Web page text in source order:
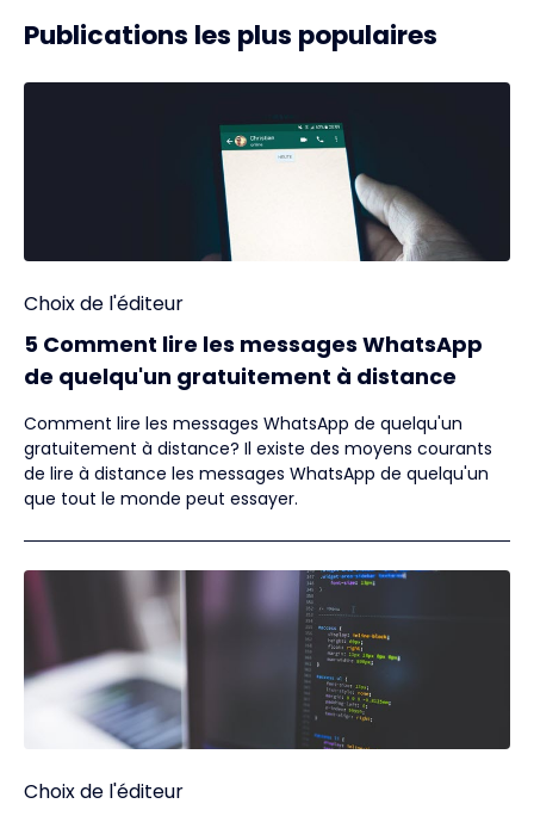
Publications les plus populaires
Choix de l'éditeur
5 Comment lire les messages WhatsApp
de quelqu'un gratuitement à distance
Comment lire les messages WhatsApp de quelqu'un
gratuitement à distance? Il existe des moyens courants
de lire à distance les messages WhatsApp de quelqu'un
que tout le monde peut essayer.
Choix de l'éditeur